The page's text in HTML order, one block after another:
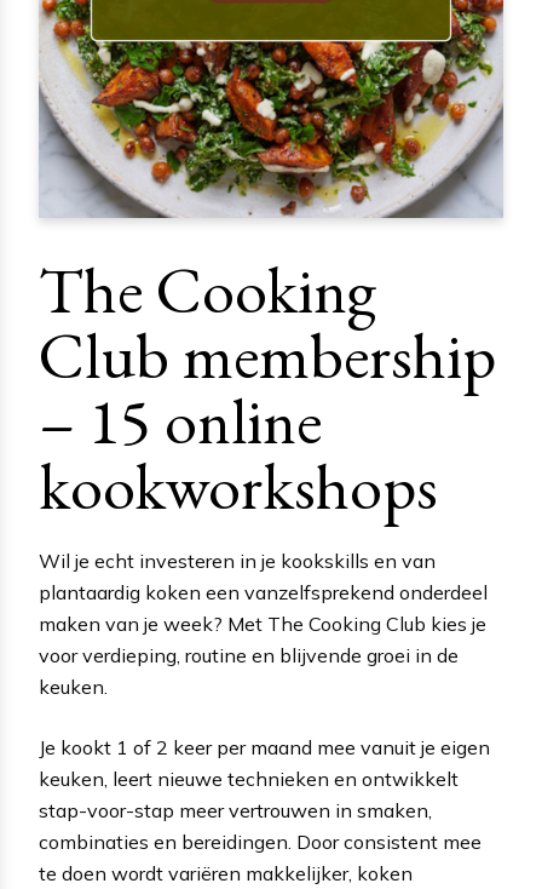
The Cooking
Club membership
– 15 online
kookworkshops
Wil je echt investeren in je kookskills en van
plantaardig koken een vanzelfsprekend onderdeel
maken van je week? Met The Cooking Club kies je
voor verdieping, routine en blijvende groei in de
keuken.
Je kookt 1 of 2 keer per maand mee vanuit je eigen
keuken, leert nieuwe technieken en ontwikkelt
stap-voor-stap meer vertrouwen in smaken,
combinaties en bereidingen. Door consistent mee
te doen wordt variëren makkelijker, koken